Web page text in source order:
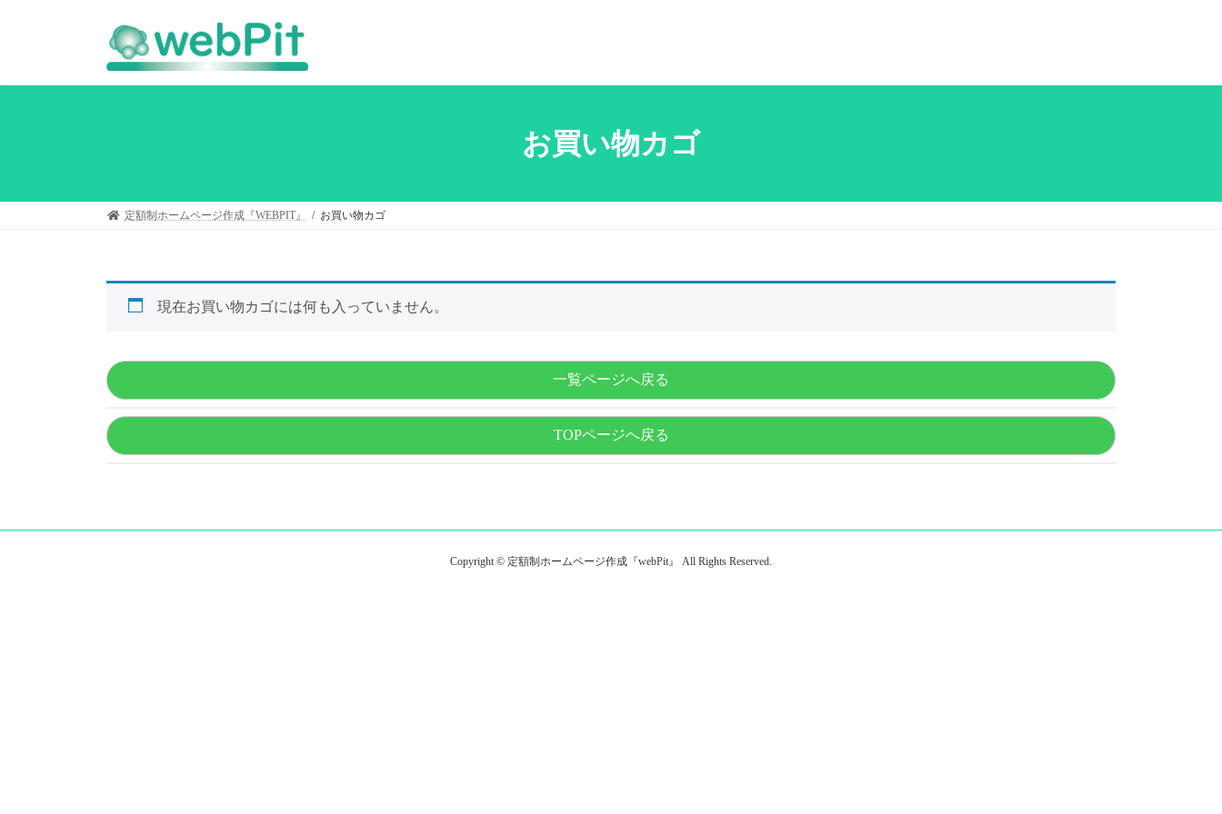
お買い物カゴ
定額制ホームページ作成『WEBPIT』 お買い物カゴ
現在お買い物カゴには何も入っていません。
一覧ページへ戻る
TOPページへ戻る
Copyright © 定額制ホームページ作成『webPit』 All Rights Reserved.